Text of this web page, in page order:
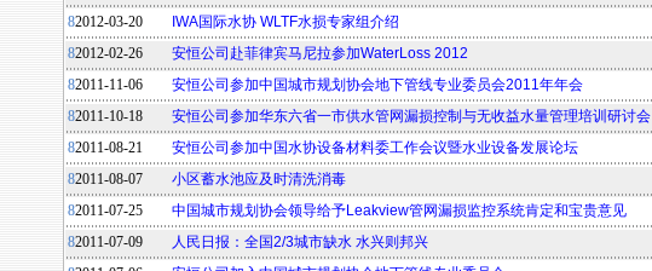
82012-03-20 IWA国际水协 WLTF水损专家组介绍
82012-02-26 安恒公司赴菲律宾马尼拉参加WaterLoss 2012
82011-11-06 安恒公司参加中国城市规划协会地下管线专业委员会2011年年会
82011-10-18 安恒公司参加华东六省一市供水管网漏损控制与无收益水量管理培训研讨会
82011-08-21 安恒公司参加中国水协设备材料委工作会议暨水业设备发展论坛
82011-08-07 小区蓄水池应及时清洗消毒
82011-07-25 中国城市规划协会领导给予Leakview管网漏损监控系统肯定和宝贵意见
82011-07-09 人民日报：全国2/3城市缺水 水兴则邦兴